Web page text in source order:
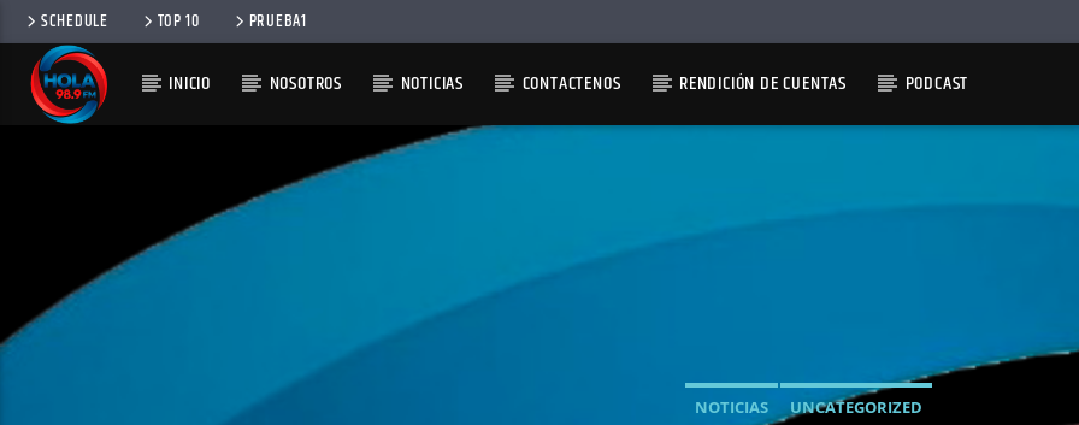
SCHEDULE TOP 10 PRUEBA1
INICIO NOSOTROS NOTICIAS CONTACTENOS RENDICIÓN DE CUENTAS PODCAST
NOTICIAS UNCATEGORIZED